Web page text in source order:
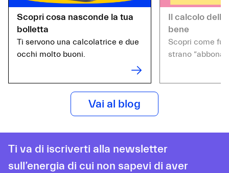
Scopri cosa nasconde la tua
bolletta
Ti servono una calcolatrice e due
occhi molto buoni.
Il calcolo
bene
Scopri come
strano
Vai al blog
Ti va di iscriverti alla newsletter
sull’energia di cui non sapevi di aver